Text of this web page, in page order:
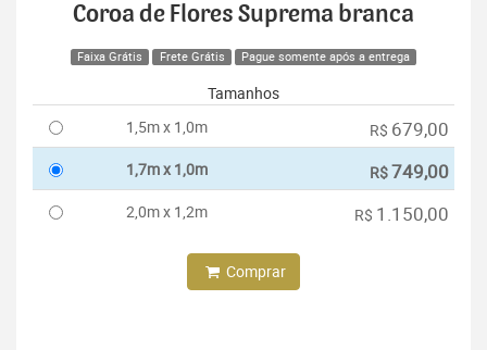
Coroa de Flores Suprema branca
Faixa Grátis Frete Grátis Pague somente após a entrega
Tamanhos
1,5m x 1,0m
R$ 679,00
1,7m x 1,0m R$749,00
2,0m x 1,2m R$ 1.150,00
Comprar